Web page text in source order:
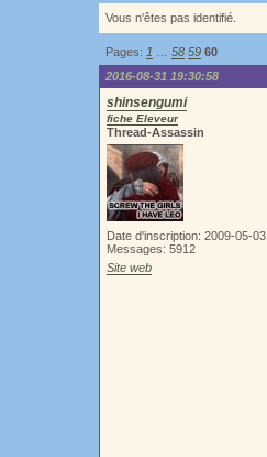
Vous n'êtes pas identifié.
Pages: 1 58 59 60
2016-08-31 19:30:58
shinsengumi
fiche Eleveur
Thread-Assassin
Date d'inscription: 2009-05-03
Messages: 5912
Site web